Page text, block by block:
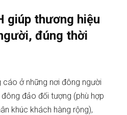
giúp thương hiệu
đúng thời
cáo ở những nơi đông người
đảo đối tượng (phù hợp
khúc khách hàng rộng),